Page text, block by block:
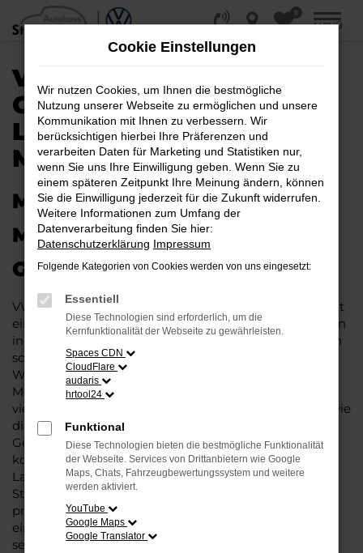
Zum
Hauptinhalt
0
MENÜ
VW GOLF
GEBRAUCHTWAGEN |
LIEFERSERVICE NACH
MINDEN
MIT RABATT DURCH MINDEN
MIT DEM VW GOLF
GEBRAUCHTWAGEN
VW Golf Gebrauchtwagen liegen im Trend und das hat
einen vergleichsweise einfachen Grund. Ob für Fahrten
in und um Minden oder längere Strecken: es existieren
schlichtweg kaum Fahrzeuge, die diesem Modell das
Wasser reichen können. Die Qualität steht in jeder
Modellgeneration außer Frage. Hinzu kommen die
vielfältigen Möglichkeiten einer Individualisierung sowie
die zahlreichen Assistenzsysteme. Ein VW Golf
Gebrauchtwagen für Minden ist ein Fahrzeug, wie es
kompletter nicht sein könnte und überzeugt durch
Langlebigkeit und einen sehr soliden Werterhalt. Bei
Steinböhmer kommt hinzu, dass Sie sich über einen
preislichen Nachlass freuen dürfen und beim Kauf auf
ein Unternehmen mit mehr als 80 Jahren Erfahrung
setzen.
Cookie Einstellungen
Wir nutzen Cookies, um Ihnen die bestmögliche
Nutzung unserer Webseite zu ermöglichen und unsere
Kommunikation mit Ihnen zu verbessern. Wir
berücksichtigen hierbei Ihre Präferenzen und
verarbeiten Daten für Marketing und Statistiken nur,
wenn Sie uns Ihre Einwilligung geben. Wenn Sie zu
einem späteren Zeitpunkt Ihre Meinung ändern, können
Sie die Einwilligung jederzeit für die Zukunft widerrufen.
Weitere Informationen zum Umfang der
Datenverarbeitung finden Sie hier:
Datenschutzerklärung Impressum
Folgende Kategorien von Cookies werden von uns eingesetzt:
Essentiell
Diese Technologien sind erforderlich, um die
Kernfunktionalität der Webseite zu gewährleisten.
Spaces CDN
CloudFlare
audaris
hrtool24
Funktional
Diese Technologien bieten die bestmögliche Funktionalität
der Webseite. Services von Drittanbietern wie Google
Maps, Chats, Fahrzeugbewertungssystem und weitere
werden aktiviert.
YouTube
Google Maps
Google Translator